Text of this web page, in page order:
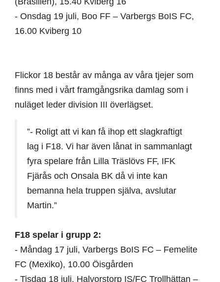
- Onsdag 19 juli, Boo FF – Varbergs BoIS FC,
16.00 Kviberg 10
Flickor 18 består av många av våra tjejer som
finns med i vårt framgångsrika damlag som i
nuläget leder division III överlägset.
”- Roligt att vi kan få ihop ett slagkraftigt
lag i F18. Vi har även lånat in sammanlagt
fyra spelare från Lilla Träslövs FF, IFK
Fjärås och Onsala BK då vi inte kan
bemanna hela truppen själva, avslutar
Martin.”
F18 spelar i grupp 2:
- Måndag 17 juli, Varbergs BoIS FC – Femelite
FC (Mexiko), 10.00 Öisgården
- Tisdag 18 juli, Halvorstorp IS/FC Trollhättan –